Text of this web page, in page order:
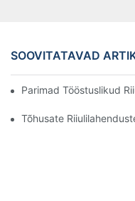
SOOVITATAVAD
Parimad Tööstuslikud
Tõhusate